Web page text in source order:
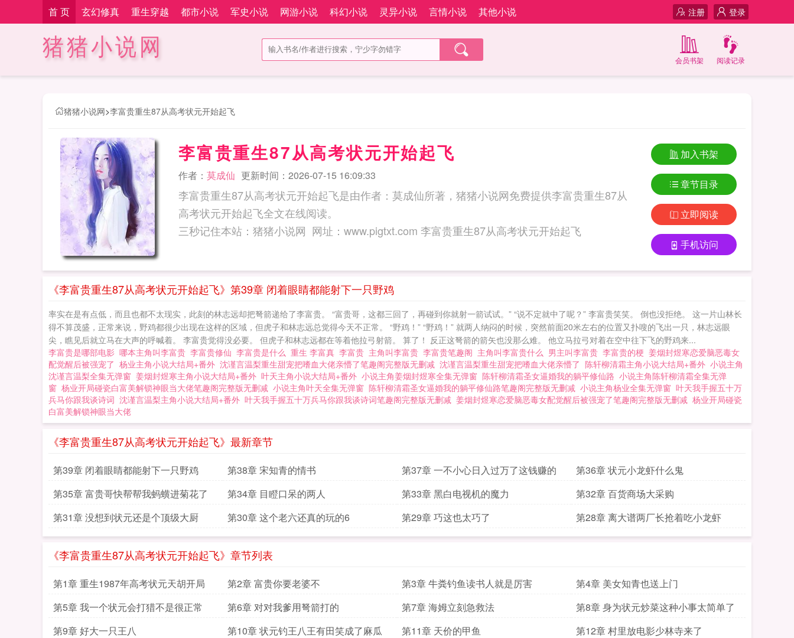
首 页 玄幻修真 重生穿越 都市小说 军史小说 网游小说 科幻小说 灵异小说 言情小说 其他小说 登录
注册
猪猪小说网 阅读记录
会员书架
猪猪小说网>李富贵重生87从高考状元开始起飞
李富贵重生87从高考状元开始起飞
作者： 莫成仙 更新时间：2026-07-15 16:09:33
李富贵重生87从高考状元开始起飞是由作者：莫成仙所著，猪猪小说网免费提供李富贵重生87从
高考状元开始起飞全文在线阅读。
三秒记住本站：猪猪小说网 网址：www.pigtxt.com 李富贵重生87从高考状元开始起飞
加入书架
章节目录
立即阅读
手机访问
《李富贵重生87从高考状元开始起飞》第39章 闭着眼睛都能射下一只野鸡
率实在是有点低，而且也都不太现实，此刻的林志远却把弩箭递给了李富贵。 “富贵哥，这都三回了，再碰到你就射一箭试试。” “说不定就中了呢？” 李富贵笑笑。 倒也没拒绝。 这一片山林长
得不算茂盛，正常来说，野鸡都很少出现在这样的区域，但虎子和林志远总觉得今天不正常。 “野鸡！” “野鸡！” 就两人纳闷的时候，突然前面20米左右的位置又扑嗖的飞出一只，林志远眼
尖，瞧见后就立马在大声的呼喊着。 李富贵觉得没必要。 但虎子和林志远都在等着他拉弓射箭。 算了！ 反正这弩箭的箭矢也没那么难。 他立马拉弓对着在空中往下飞的野鸡来...
李富贵是哪部电影 哪本主角叫李富贵 李富贵修仙 李富贵是什么 重生 李富真 李富贵 主角叫李富贵 李富贵笔趣阁 主角叫李富贵什么 男主叫李富贵 李富贵的梗 姜烟封煜寒恋爱脑恶毒女
配觉醒后被强宠了 杨业主角小说大结局+番外 沈谨言温梨重生甜宠把嗜血大佬亲懵了笔趣阁完整版无删减 沈谨言温梨重生甜宠把嗜血大佬亲懵了 陈轩柳清霜主角小说大结局+番外 小说主角
沈谨言温梨全集无弹窗 姜烟封煜寒主角小说大结局+番外 叶天主角小说大结局+番外 小说主角姜烟封煜寒全集无弹窗 陈轩柳清霜圣女逼婚我的躺平修仙路 小说主角陈轩柳清霜全集无弹
窗 杨业开局碰瓷白富美解锁神眼当大佬笔趣阁完整版无删减 小说主角叶天全集无弹窗 陈轩柳清霜圣女逼婚我的躺平修仙路笔趣阁完整版无删减 小说主角杨业全集无弹窗 叶天我手握五十万
兵马你跟我谈诗词 沈谨言温梨主角小说大结局+番外 叶天我手握五十万兵马你跟我谈诗词笔趣阁完整版无删减 姜烟封煜寒恋爱脑恶毒女配觉醒后被强宠了笔趣阁完整版无删减 杨业开局碰瓷
白富美解锁神眼当大佬
《李富贵重生87从高考状元开始起飞》最新章节
第39章 闭着眼睛都能射下一只野鸡 第38章 宋知青的情书 第37章 一不小心日入过万了这钱赚的
第36章 状元小龙虾什么鬼
第35章 富贵哥快帮帮我蚂蟥进菊花了
第34章 目瞪口呆的两人 第33章 黑白电视机的魔力
第32章 百货商场大采购
第31章 没想到状元还是个顶级大厨
第30章 这个老六还真的玩的6 第29章 巧这也太巧了 第28章 离大谱两厂长抢着吃小龙虾
《李富贵重生87从高考状元开始起飞》章节列表
第1章 重生1987年高考状元天胡开局 第2章 富贵你要老婆不 第3章 牛粪钓鱼读书人就是厉害
第4章 美女知青也送上门
第5章 我一个状元会打猎不是很正常
第6章 对对我爹用弩箭打的 第7章 海姆立刻急救法
第8章 身为状元炒菜这种小事太简单了
第9章 好大一只王八
第10章 状元钓王八王有田笑成了麻瓜 第11章 天价的甲鱼
第12章 村里放电影少林寺来了